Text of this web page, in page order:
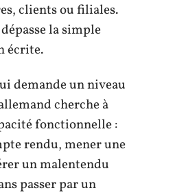
clients ou filiales.
la simple
écrite.
demande un niveau
cherche à
fonctionnelle :
rendu, mener une
un malentendu
passer par un